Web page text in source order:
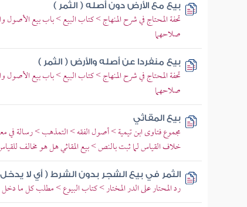
بيع مع الأرض دون أصله ( الثمر )
تحفة المحتاج في شرح المنهاج > كتاب البيع > باب بيع الأصول
صلاحهما
بيع منفردا عن أصله والأرض ( الثمر )
تحفة المحتاج في شرح المنهاج > كتاب البيع > باب بيع الأصول
صلاحهما
بيع المقاثي
مجموع فتاوى ابن تيمية > أصول الفقه > التمذهب > رسالة في
خلاف القياس لما ثبت بالنص > بيع المقاثي هل هو مخالف
الثمر في بيع الشجر بدون الشرط ( أي لا
رد المحتار على الدر المختار > كتاب البيوع > مطلب كل ما دخل